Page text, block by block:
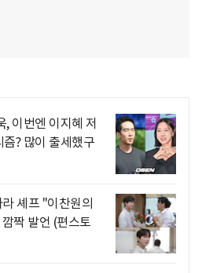
이번엔 이지혜 저
? 많이 출세했구
셰프 "이찬원의
짝 발언 (편스토